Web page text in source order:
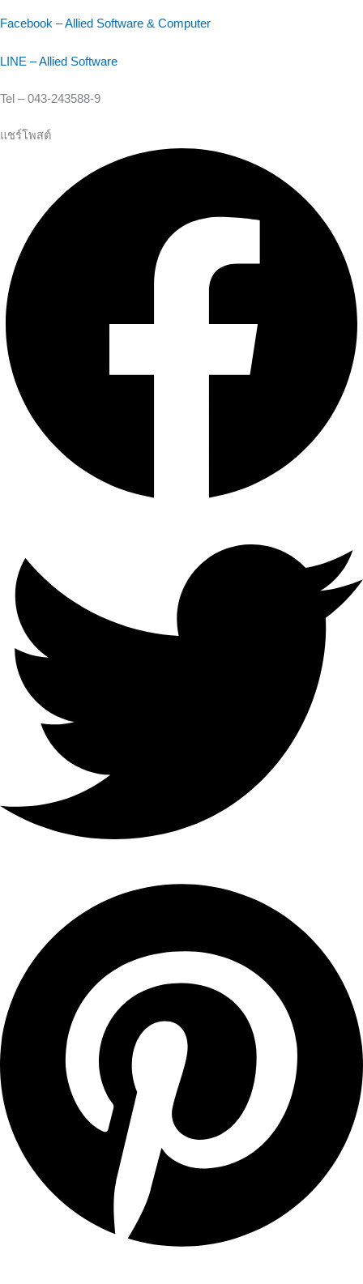
Facebook – Allied Software & Computer
LINE – Allied Software
Tel – 043-243588-9
แชร์โพสต์